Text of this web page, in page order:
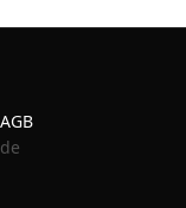
AGB